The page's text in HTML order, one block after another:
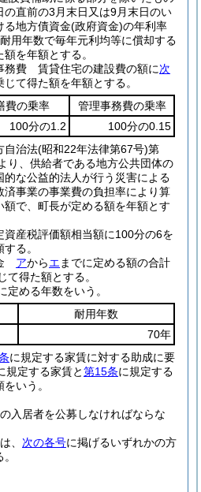
の直前の3月末日又は9月末日のい
る地方債資金(政府資金)の年利率
用年数で毎年元利均等に償却する
を年額とする。
務費 賃貸住宅の建設費の額に次
て得た額を年額とする。
費の乗率
管理事務費の乗率
100分の1.2
100分の0.15
治法(昭和22年法律第67号)第
り、供給者である地方公共団体の
的な公益的法人が行う災害による
済事業の事業費の負担率により算
額で、町長が定める額を年額とす
産税評価額相当額に100分の6を
る。
アからエ までに定める額の合計
て得た額とする。
定める年数をいう。
耐用年数
70年
に規定する家賃に対する助成に要
規定する家賃と第15条に規定する
いう。
入居者を公募しなければならな
、 次の各号に掲げるいずれかの方